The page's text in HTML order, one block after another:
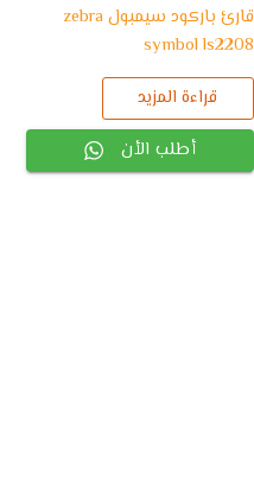
قارئ باركود سيمبول zebra
symbol ls2208
قراءة المزيد
أطلب الأن